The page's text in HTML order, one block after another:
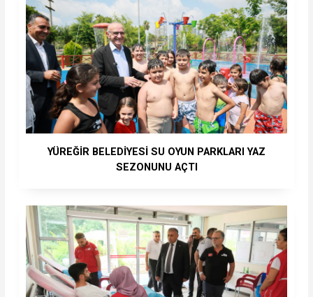
YÜREĞİR BELEDİYESİ SU OYUN PARKLARI YAZ
SEZONUNU AÇTI